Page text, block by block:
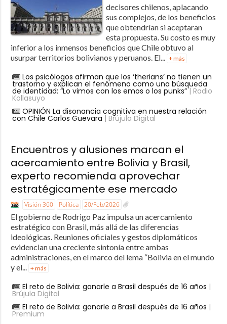
decisores chilenos, aplacando
sus complejos, de los beneficios
que obtendrían si aceptaran
esta propuesta. Su costo es muy
inferior a los inmensos beneficios que Chile obtuvo al
usurpar territorios bolivianos y peruanos. El... + más
Los psicólogos afirman que los ‘therians’ no tienen un
trastorno y explican el fenómeno como una búsqueda
de identidad: “Lo vimos con los emos o los punks”| Radio
Kollasuyo
OPINIÓN La disonancia cognitiva en nuestra relación
con Chile Carlos Guevara | Brújula Digital
Encuentros y alusiones marcan el
acercamiento entre Bolivia y Brasil,
experto recomienda aprovechar
estratégicamente ese mercado
Visión 360 Política 20/Feb/2026
El gobierno de Rodrigo Paz impulsa un acercamiento
estratégico con Brasil, más allá de las diferencias
ideológicas. Reuniones oficiales y gestos diplomáticos
evidencian una creciente sintonía entre ambas
administraciones, en el marco del lema “Bolivia en el mundo
y el... + más
El reto de Bolivia: ganarle a Brasil después de 16 años |
Brújula Digital
El reto de Bolivia: ganarle a Brasil después de 16 años |
Premium